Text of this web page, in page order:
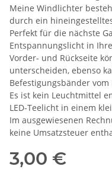
Meine Windlichter
durch ein
Perfekt für die nächste
Entspannungslicht in
Vorder- und Rückseite
unterscheiden, ebenso
Befestigungsbänder
Es ist kein Leuchtmittel
LED-Teelicht in einem
Im ausgewiesenen
keine Umsatzsteuer
3,00 €